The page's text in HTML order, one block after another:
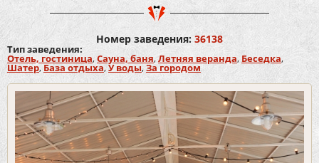
Номер заведения: 36138
Тип заведения:
Отель, гостиница,Сауна, баня,Летняя веранда, Беседка,
Шатер,База отдыха,У воды,За городом